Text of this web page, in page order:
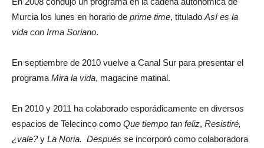
Murcia los lunes en horario de prime time, titulado Así es la
vida con Irma Soriano.
En septiembre de 2010 vuelve a Canal Sur para presentar el
programa Mira la vida, magacine matinal.
En 2010 y 2011 ha colaborado esporádicamente en diversos
espacios de Telecinco como Que tiempo tan feliz, Resistiré,
¿vale?y La Noria. Después se incorporó como colaboradora